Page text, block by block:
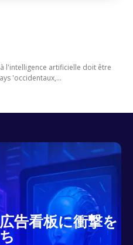
l'intelligence artificielle doit être
'occidentaux,...
告看板に衝撃を